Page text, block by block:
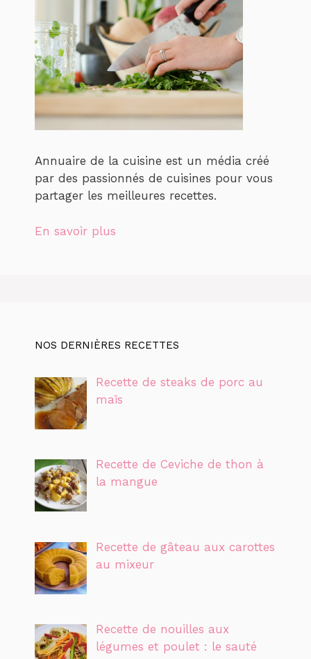
Annuaire de la cuisine est un média créé
par des passionnés de cuisines pour vous
partager les meilleures recettes.
En savoir plus
NOS DERNIÈRES RECETTES
Recette de steaks de porc au
maïs
Recette de Ceviche de thon à
la mangue
Recette de gâteau aux carottes
au mixeur
Recette de nouilles aux
légumes et poulet : le sauté